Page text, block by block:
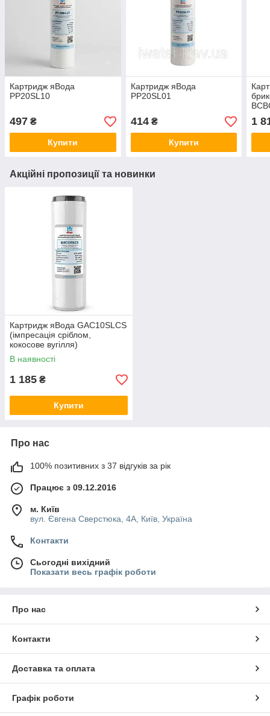
Картридж яВода
PP20SL10
497 ₴
Купити
Картридж яВода
PP20SL01
414₴
Купити
1
Акційні пропозиції та новинки
Картридж яВода GAC10SLCS
(імпресація сріблом,
кокосове вугілля)
В наявності
1 185 ₴
Купити
Про нас
100% позитивних з 37 відгуків за рік
Працює з 09.12.2016
м. Київ
вул. Євгена Сверстюка, 4А, Київ, Україна
Контакти
Сьогодні вихідний
Показати весь графік роботи
Про нас
Контакти
Доставка та оплата
Графік роботи